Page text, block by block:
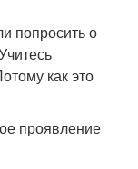
попросить о
как это
проявление